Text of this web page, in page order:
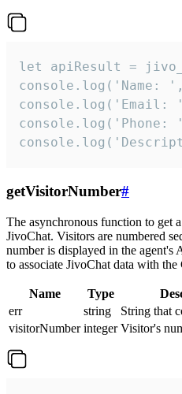
let apiResult =
console.log('Name:
console.log('Email:
console.log('Phone:
getVisitorNumber#
The asynchronous function to get
JivoChat. Visitors are numbered
number is displayed in the agent's
to associate JivoChat data with the
Name Type
err
string
String that
visitorNumber integer Visitor's